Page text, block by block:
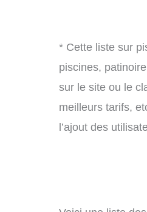
* Cette liste sur
piscines,
sur le site ou le
meilleurs tarifs,
l’ajout des